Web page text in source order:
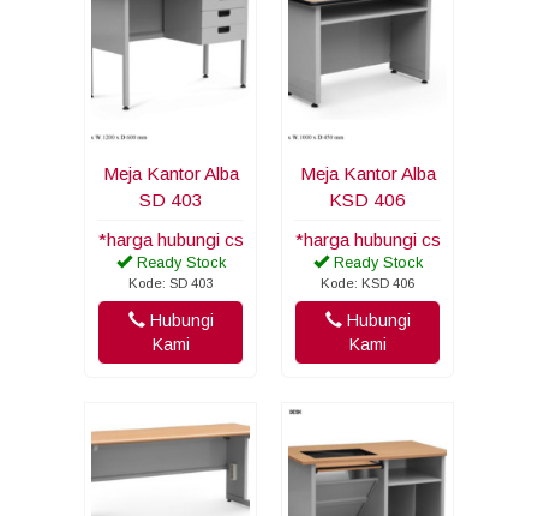
Meja Kantor Alba
SD 403
*harga hubungi cs
Ready Stock
Kode: SD 403
Hubungi
Kami
Meja Kantor Alba
KSD 406
*harga hubungi cs
Ready Stock
Kode: KSD 406
Hubungi
Kami